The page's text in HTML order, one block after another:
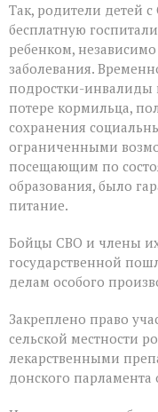
Так, родители детей
бесплатную
ребенком, независимо
заболевания.
подростки-
потере кормильца,
сохранения
ограниченными
посещающим по
образования, было
питание.
Бойцы СВО и члены
государственной
делам особого
Закреплено право
сельской местности
лекарственными
донского